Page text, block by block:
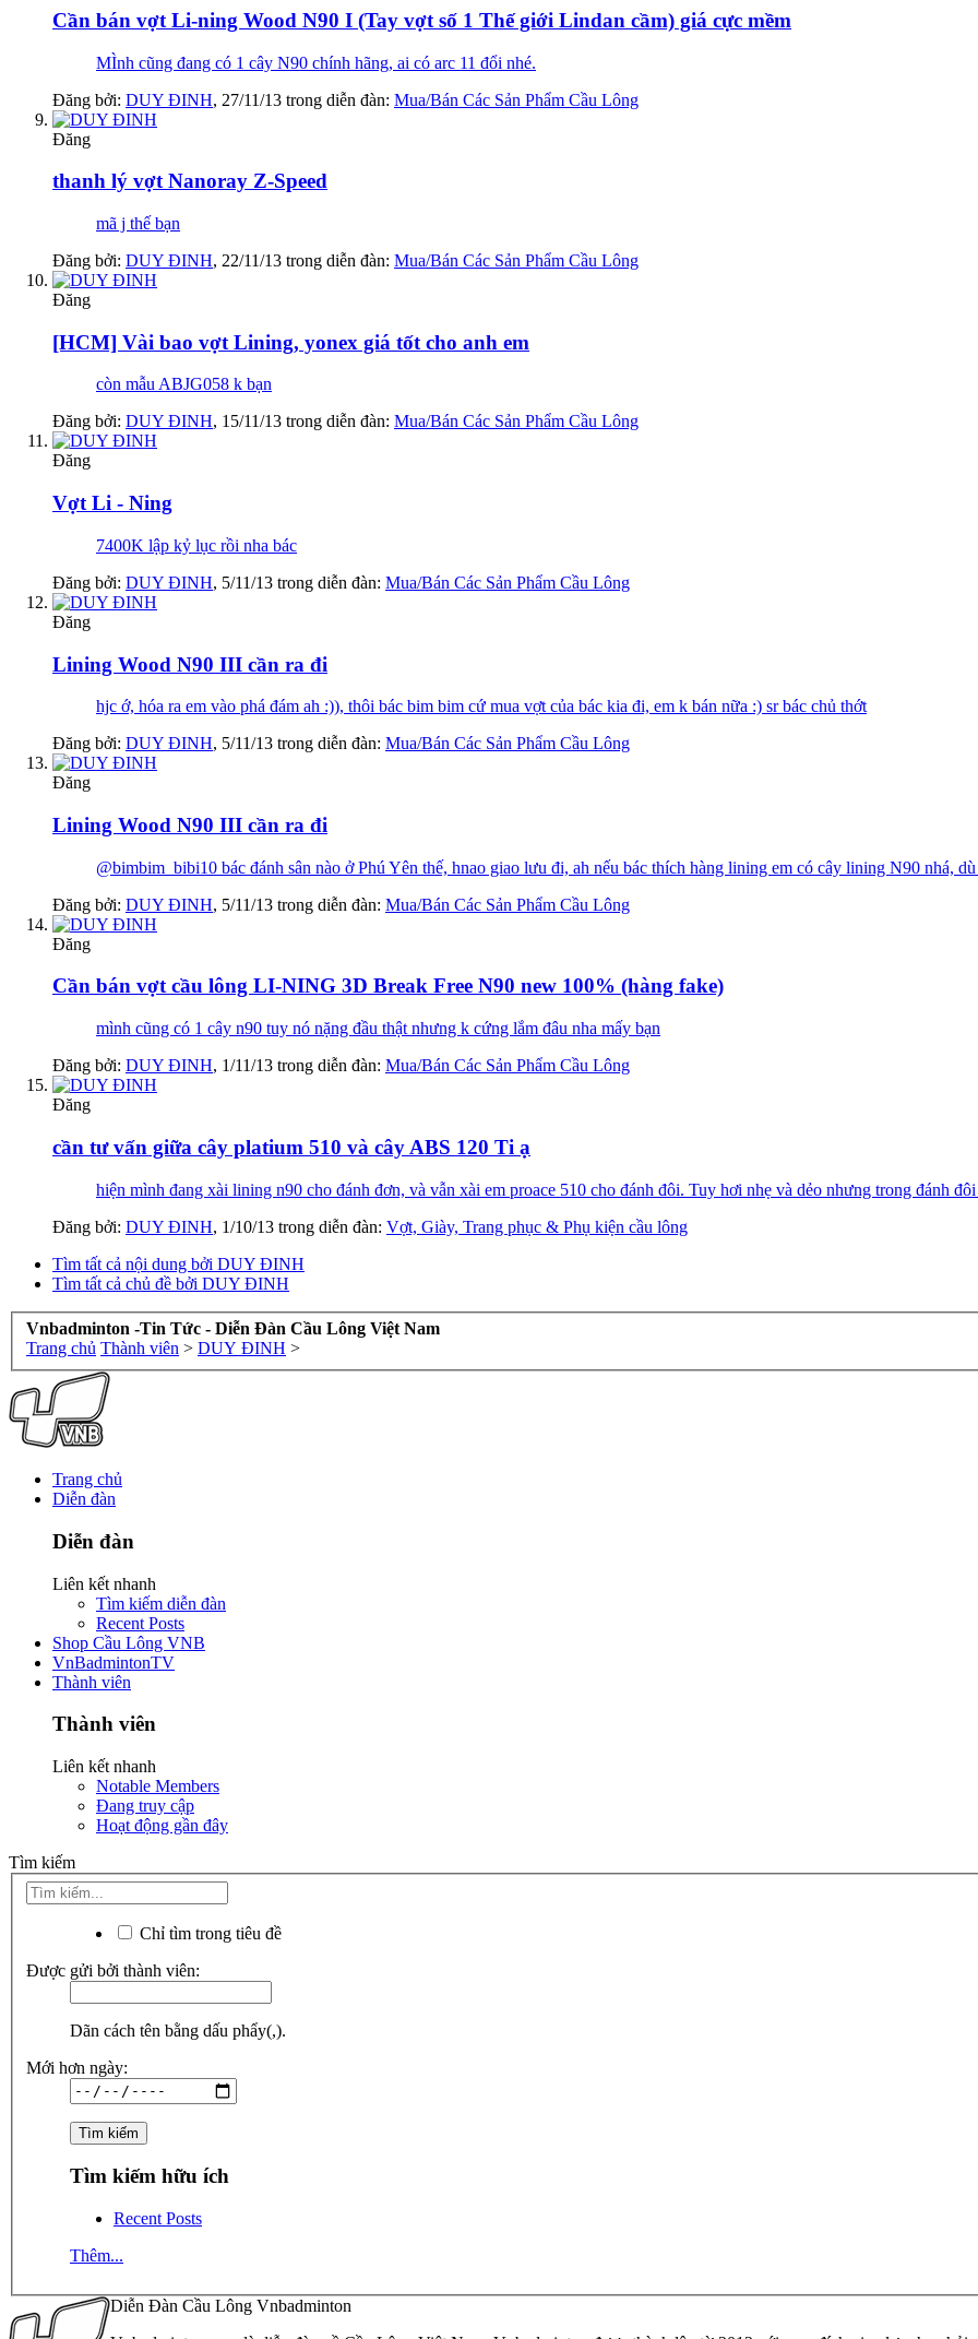
Cần bán vợt Li-ning Wood N90 I (Tay vợt số 1 Thế giới Lindan cầm) giá cực mềm
MÌnh cũng đang có 1 cây N90 chính hãng, ai có arc 11 đổi nhé.
Đăng bởi: DUY ĐINH, 27/11/13 trong diễn đàn: Mua/Bán Các Sản Phẩm Cầu Lông
Đăng
thanh lý vợt Nanoray Z-Speed
mã j thế bạn
Đăng bởi: DUY ĐINH, 22/11/13 trong diễn đàn: Mua/Bán Các Sản Phẩm Cầu Lông
Đăng
[HCM] Vài bao vợt Lining, yonex giá tốt cho anh em
còn mẫu ABJG058 k bạn
Đăng bởi: DUY ĐINH, 15/11/13 trong diễn đàn: Mua/Bán Các Sản Phẩm Cầu Lông
Đăng
Vợt Li - Ning
7400K lập kỷ lục rồi nha bác
Đăng bởi: DUY ĐINH, 5/11/13 trong diễn đàn: Mua/Bán Các Sản Phẩm Cầu Lông
Đăng
Lining Wood N90 III cần ra đi
hjc ớ, hóa ra em vào phá đám ah :)), thôi bác bim bim cứ mua vợt của bác kia đi, em k bán nữa :) sr bác chủ thớt
Đăng bởi: DUY ĐINH, 5/11/13 trong diễn đàn: Mua/Bán Các Sản Phẩm Cầu Lông
Đăng
Lining Wood N90 III cần ra đi
@bimbim_bibi10 bác đánh sân nào ở Phú Yên thế, hnao giao lưu đi, ah nếu bác thích hàng lining em có cây lining N90 nhá,
Đăng bởi: DUY ĐINH, 5/11/13 trong diễn đàn: Mua/Bán Các Sản Phẩm Cầu Lông
Đăng
Cần bán vợt cầu lông LI-NING 3D Break Free N90 new 100% (hàng fake)
mình cũng có 1 cây n90 tuy nó nặng đầu thật nhưng k cứng lắm đâu nha mấy bạn
Đăng bởi: DUY ĐINH, 1/11/13 trong diễn đàn: Mua/Bán Các Sản Phẩm Cầu Lông
Đăng
cần tư vấn giữa cây platium 510 và cây ABS 120 Ti ạ
hiện mình đang xài lining n90 cho đánh đơn, và vẫn xài em proace 510 cho đánh đôi. Tuy hơi nhẹ và dẻo nhưng trong đánh
Đăng bởi: DUY ĐINH, 1/10/13 trong diễn đàn: Vợt, Giày, Trang phục & Phụ kiện cầu lông
Tìm tất cả nội dung bởi DUY ĐINH
Tìm tất cả chủ đề bởi DUY ĐINH
Vnbadminton -Tin Tức - Diễn Đàn Cầu Lông Việt Nam
Trang chủ Thành viên > DUY ĐINH >
Trang chủ
Diễn đàn
Diễn đàn
Liên kết nhanh
Tìm kiếm diễn đàn
Recent Posts
Shop Cầu Lông VNB
VnBadmintonTV
Thành viên
Thành viên
Liên kết nhanh
Notable Members
Đang truy cập
Hoạt động gần đây
Tìm kiếm
Chỉ tìm trong tiêu đề
Được gửi bởi thành viên:
Dãn cách tên bằng dấu phẩy(,).
Mới hơn ngày:
Tìm kiếm hữu ích
Recent Posts
Thêm...
Diễn Đàn Cầu Lông Vnbadminton